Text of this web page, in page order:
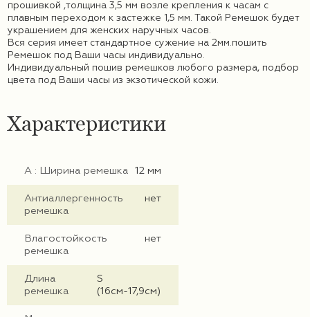
прошивкой ,толщина 3,5 мм возле крепления к часам с
плавным переходом к застежке 1,5 мм. Такой Ремешок будет
украшением для женских наручных часов.
Вся серия имеет стандартное сужение на 2мм.пошить
Ремешок под Ваши часы индивидуально.
Индивидуальный пошив ремешков любого размера, подбор
цвета под Ваши часы из экзотической кожи.
Характеристики
А : Ширина ремешка 12 мм
Антиаллергенность
ремешка
нет
Влагостойкость
ремешка
нет
Длина
ремешка
S
(16см-17,9см)